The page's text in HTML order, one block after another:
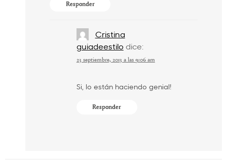
Responder
Cristina
guiadeestilo dice:
23 septiembre, 2013 a las 9:06 am
Si, lo están haciendo genial!
Responder